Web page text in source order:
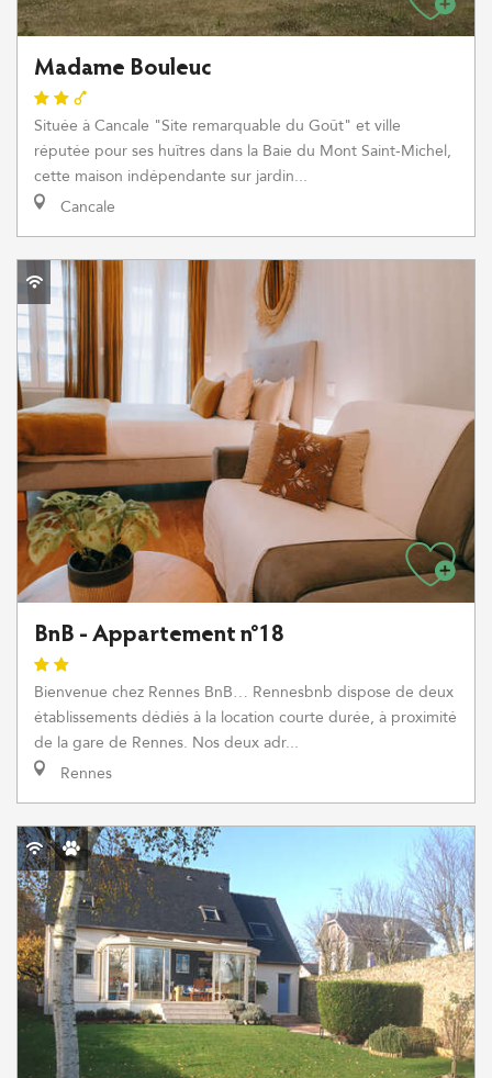
Madame Bouleuc
Située à Cancale "Site remarquable du Goût" et ville
réputée pour ses huîtres dans la Baie du Mont Saint-Michel,
cette maison indépendante sur jardin...
Cancale
BnB - Appartement n°18
Bienvenue chez Rennes BnB… Rennesbnb dispose de deux
établissements dédiés à la location courte durée, à proximité
de la gare de Rennes. Nos deux adr...
Rennes